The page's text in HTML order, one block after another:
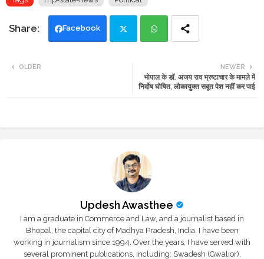
Facebook
ats
NEWER
भोपाल के डॉ. अजय राव भ्रष्टाचार के मामले में
निर्दोष घोषित, लोकायुक्त सबूत पेश नहीं कर पाई
OLDER
Updesh Awasthee
I am a graduate in Commerce and Law, and a journalist based in
Bhopal, the capital city of Madhya Pradesh, India. I have been
working in journalism since 1994. Over the years, I have served with
several prominent publications, including: Swadesh (Gwalior),